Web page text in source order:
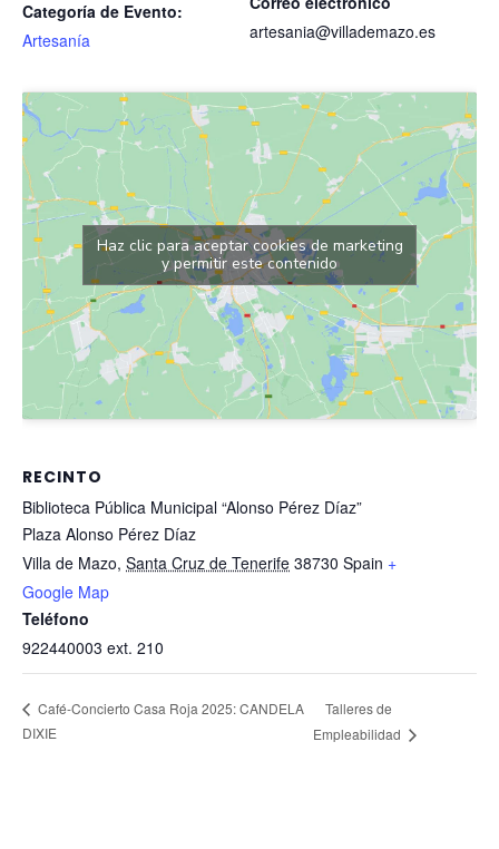
Categoría de Evento:
Artesanía
artesania@villademazo.es
RECINTO
Biblioteca Pública Municipal “Alonso Pérez Díaz”
Plaza Alonso Pérez Díaz
Villa de Mazo, Santa Cruz de Tenerife 38730 Spain +
Google Map
Teléfono
922440003 ext. 210
Haz clic para aceptar cookies de marketing
y permitir este contenido
Café-Concierto Casa Roja 2025: CANDELA
DIXIE
Talleres de
Empleabilidad